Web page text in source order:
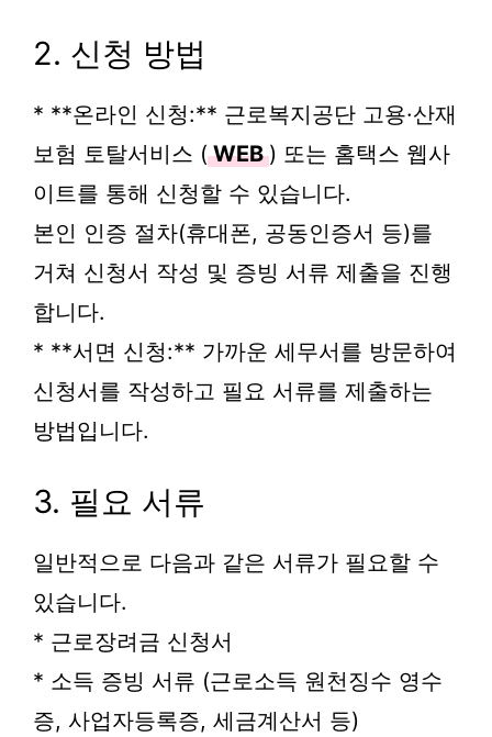
2. 신청 방법
* **온라인 신청:** 근로복지공단 고용·산재
보험 토탈서비스 ( WEB ) 또는 홈택스 웹사
이트를 통해 신청할 수 있습니다.
본인 인증 절차(휴대폰, 공동인증서 등)를
거쳐 신청서 작성 및 증빙 서류 제출을 진행
합니다.
* **서면 신청:** 가까운 세무서를 방문하여
신청서를 작성하고 필요 서류를 제출하는
방법입니다.
3. 필요 서류
일반적으로 다음과 같은 서류가 필요할 수
있습니다.
* 근로장려금 신청서
* 소득 증빙 서류 (근로소득 원천징수 영수
증, 사업자등록증, 세금계산서 등)